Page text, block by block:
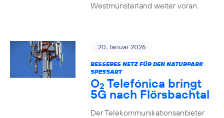
Westmünsterland weiter voran.
20. Januar 2026
BESSERES NETZ FÜR DEN NATURPARK
SPESSART
O2 Telefónica bringt
5G nach Flörsbachtal
Der Telekommunikationsanbieter